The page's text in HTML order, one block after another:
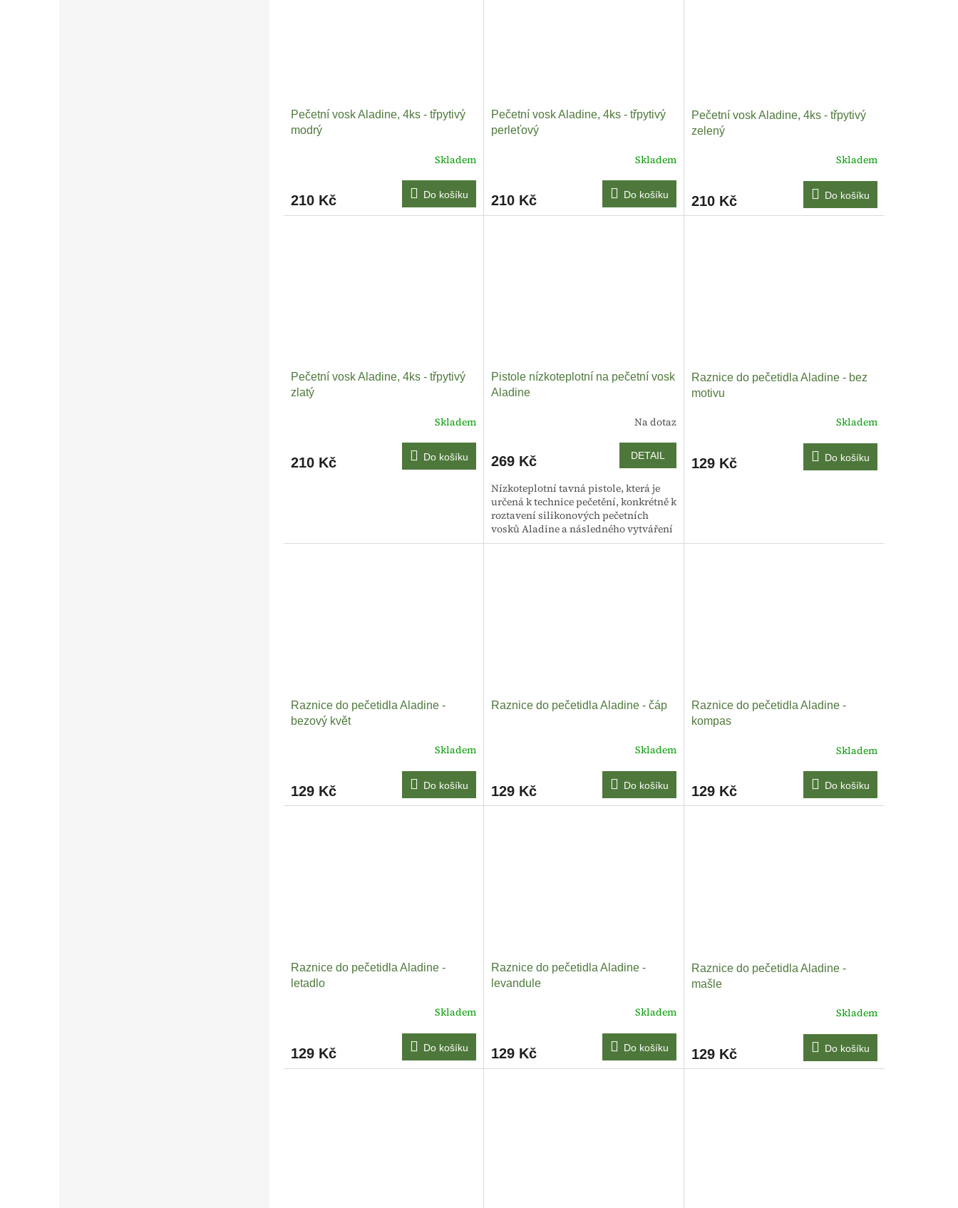
Pečetní vosk Aladine, 4ks - třpytivý
modrý
Skladem
210 Kč Do košíku
Pečetní vosk Aladine, 4ks - třpytivý
perleťový
Skladem
210 Kč Do košíku
Pečetní vosk Aladine, 4ks - třpytivý
zelený
Skladem
210 Kč Do košíku
Pečetní vosk Aladine, 4ks - třpytivý
zlatý
Skladem
210 Kč Do košíku
Pistole nízkoteplotní na pečetní vosk
Aladine
Na dotaz
269 Kč DETAIL
Nízkoteplotní tavná pistole, která je
určená k technice pečetění, konkrétně k
roztavení silikonových pečetních
vosků Aladine a následného vytváření
dekoračních voskových pečetí....
Raznice do pečetidla Aladine - bez
motivu
Skladem
129 Kč Do košíku
Raznice do pečetidla Aladine -
bezový květ
Skladem
129 Kč Do košíku
Raznice do pečetidla Aladine - čáp
Skladem
129 Kč Do košíku
Raznice do pečetidla Aladine -
kompas
Skladem
129 Kč Do košíku
Raznice do pečetidla Aladine -
letadlo
Skladem
129 Kč Do košíku
Raznice do pečetidla Aladine -
levandule
Skladem
129 Kč Do košíku
Raznice do pečetidla Aladine -
mašle
Skladem
129 Kč Do košíku